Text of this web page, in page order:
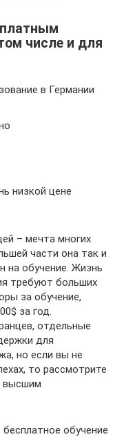
числе и для
в Германии
низкой цене
– мечта многих
части она так и
на обучение. Жизнь
требуют больших
за обучение,
за год.
отдельные
для
но если вы не
то рассмотрите
высшим
обучение